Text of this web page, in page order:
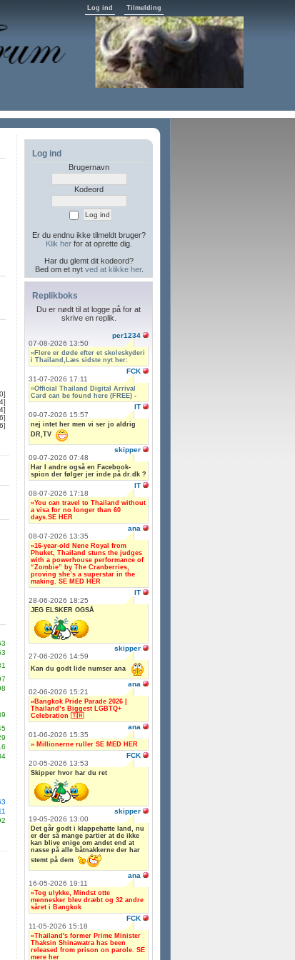
Log ind Tilmelding
Log ind
Brugernavn
Kodeord
Er du endnu ikke tilmeldt bruger?
Klik her for at oprette dig.
Har du glemt dit kodeord?
Bed om et nyt ved at klikke her.
Replikboks
Du er nødt til at logge på for at
skrive en replik.
per1234
07-08-2026 13:50
»Flere er døde efter et skoleskyderi
i Thailand,Læs sidste nyt her:
FCK
31-07-2026 17:11
»Official Thailand Digital Arrival
Card can be found here (FREE) -
IT
09-07-2026 15:57
nej intet her men vi ser jo aldrig
DR,TV
skipper
09-07-2026 07:48
Har I andre også en Facebook-
spion der følger jer inde på dr.dk ?
IT
08-07-2026 17:18
»You can travel to Thailand without
a visa for no longer than 60
days.SE HER
ana
08-07-2026 13:35
»16-year-old Nene Royal from
Phuket, Thailand stuns the judges
with a powerhouse performance of
“Zombie” by The Cranberries,
proving she’s a superstar in the
making. SE MED HER
IT
28-06-2026 18:25
JEG ELSKER OGSÅ
skipper
27-06-2026 14:59
Kan du godt lide numser ana
ana
02-06-2026 15:21
»Bangkok Pride Parade 2026 |
Thailand’s Biggest LGBTQ+
Celebration 🇹🇭
ana
01-06-2026 15:35
» Millionerne ruller SE MED HER
FCK
20-05-2026 13:53
Skipper hvor har du ret
skipper
19-05-2026 13:00
Det går godt i klappehatte land, nu
er der så mange partier at de ikke
kan blive enige om andet end at
nasse på alle båtnakkerne der har
stemt på dem
ana
16-05-2026 19:11
»Tog ulykke, Mindst otte
mennesker blev dræbt og 32 andre
såret i Bangkok
FCK
11-05-2026 15:18
»Thailand's former Prime Minister
Thaksin Shinawatra has been
released from prison on parole. SE
mere her